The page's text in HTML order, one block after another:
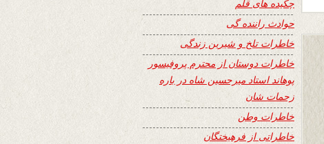
چکیده های قلم
حوادث راننده گی
خاطرات تلخ و شیرین زندگی
خاطرات دوستان از محترم پروفیسور
پوهاند استاد میرحسین شاه در باره
زحمات شان
خاطرات وطن
خاطراتی از فرهیختگان